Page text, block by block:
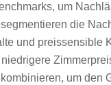
um
die
und preissensible
um den